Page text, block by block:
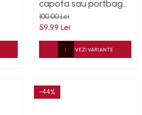
capota sau portbagaj
82mm sau 74mm (51
14-8132375)
100,00 Lei
59,99 Lei
VEZI VARIANTE
-44%